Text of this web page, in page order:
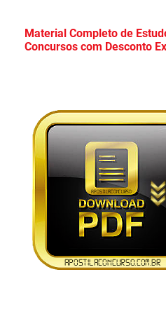
Apostila Prefeitura de
PDF Grátis Curso
Download Grátis Curso
Apostila PC PR 2026
Curso Online!
Apostila Câmara de
Grátis Curso Online!
Material Completo de
Concursos com Desconto